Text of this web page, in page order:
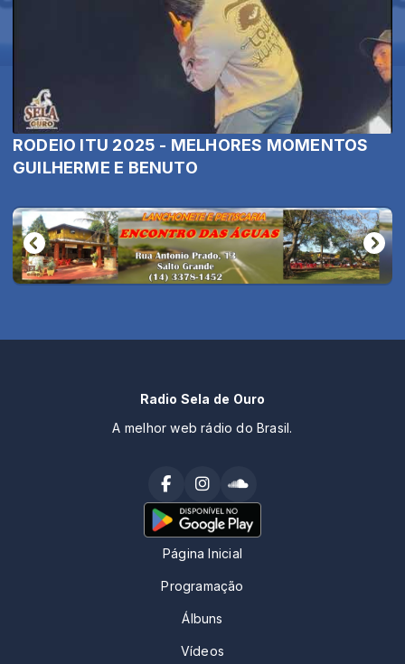
RODEIO ITU 2025 - MELHORES MOMENTOS
GUILHERME E BENUTO
Radio Sela de Ouro
A melhor web rádio do Brasil.
Página Inicial
Programação
Álbuns
Vídeos